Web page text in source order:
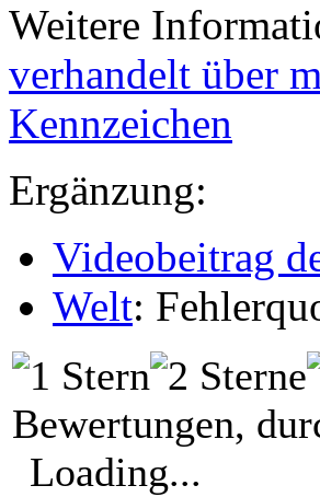
Weitere
verhandelt über
Kennzeichen
Ergänzung:
Videobeitrag
Welt:
Bewertungen,
Loading...